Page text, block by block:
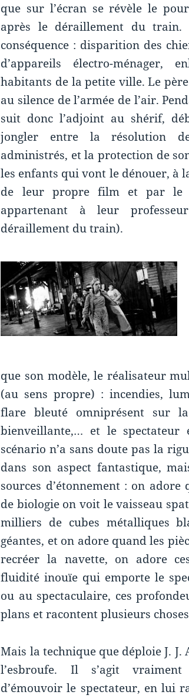
que sur l’écran se révèle le
après le déraillement du train.
conséquence : disparition des
d’appareils électro-ménager,
habitants de la petite ville. Le
au silence de l’armée de l’air.
suit donc l’adjoint au shérif,
jongler entre la résolution
administrés, et la protection de
les enfants qui vont le dénouer, à
de leur propre film et par le
appartenant à leur
déraillement du train).
que son modèle, le réalisateur
(au sens propre) : incendies,
flare bleuté omniprésent sur
bienveillante,… et le
scénario n’a sans doute pas la
dans son aspect fantastique,
sources d’étonnement : on
de biologie on voit le vaisseau
milliers de cubes métalliques
géantes, et on adore quand les
recréer la navette, on adore
fluidité inouïe qui emporte le
ou au spectaculaire, ces
plans et racontent plusieurs
Mais la technique que déploie J. J.
l’esbroufe. Il s’agit
d’émouvoir le spectateur, en lui